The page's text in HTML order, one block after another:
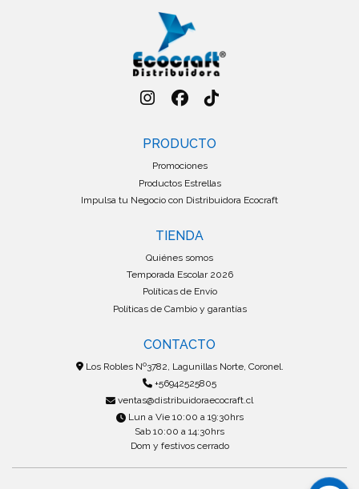
PRODUCTO
Promociones
Productos Estrellas
Impulsa tu Negocio con Distribuidora Ecocraft
TIENDA
Quiénes somos
Temporada Escolar 2026
Políticas de Envío
Políticas de Cambio y garantías
CONTACTO
Los Robles Nº3782, Lagunillas Norte, Coronel.
+56942525805
ventas@distribuidoraecocraft.cl
Lun a Vie 10:00 a 19:30hrs
Sab 10:00 a 14:30hrs
Dom y festivos cerrado